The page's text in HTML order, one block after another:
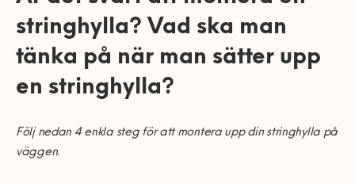
stringhylla? Vad ska man
tänka på när man sätter upp
en stringhylla?
Följ nedan 4 enkla steg för att montera upp din stringhylla på
väggen.